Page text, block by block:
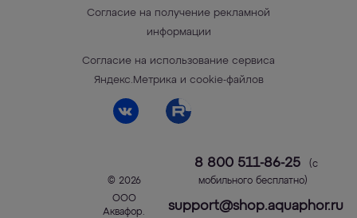
Согласие на получение рекламной
информации
Согласие на использование сервиса
Яндекс.Метрика и cookie-файлов
© 2026
ООО
Аквафор.
8 800 511-86-25
(с
мобильного бесплатно)
support@shop.aquaphor.ru